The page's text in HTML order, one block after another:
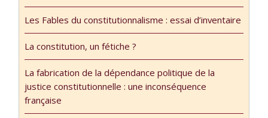
suivent sont
l’écriture d’un
ouvrage en cours
sur les évolutions
du droit
contemporain,
dont certaines
de Strasbourg le
droit de l’Union
européenne à
l’aune de
organisé par les
Les Fables du constitutionnalisme : essai d’inventaire
La constitution, un fétiche ?
La fabrication de la dépendance politique de la
justice constitutionnelle : une inconséquence
française